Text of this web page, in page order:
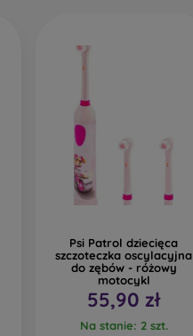
Psi Patrol dziecięca
szczoteczka oscylacyjna
do zębów - różowy
motocykl
55,90 zł
Na stanie: 2 szt.